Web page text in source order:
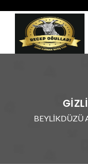
BEYLİKDÜZÜ